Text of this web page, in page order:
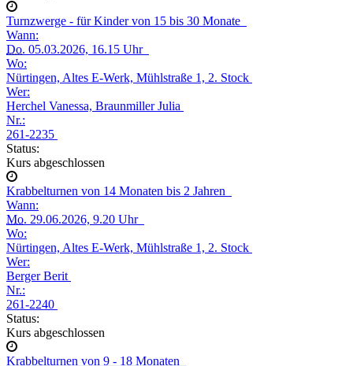
Turnzwerge - für Kinder von 15 bis 30 Monate
Wann:
Do. 05.03.2026, 16.15 Uhr
Wo:
Nürtingen, Altes E-Werk, Mühlstraße 1, 2. Stock
Wer:
Herchel Vanessa, Braunmiller Julia
Nr.:
261-2235
Status:
Kurs abgeschlossen
Krabbelturnen von 14 Monaten bis 2 Jahren
Wann:
Mo. 29.06.2026, 9.20 Uhr
Wo:
Nürtingen, Altes E-Werk, Mühlstraße 1, 2. Stock
Wer:
Berger Berit
Nr.:
261-2240
Status:
Kurs abgeschlossen
Krabbelturnen von 9 - 18 Monaten